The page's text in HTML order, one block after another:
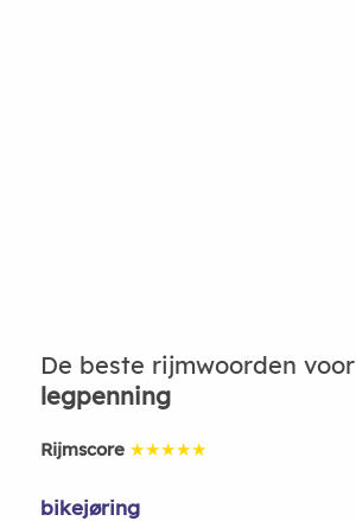
De beste rijmwoorden voor
legpenning
Rijmscore ★★★★★
bikejøring